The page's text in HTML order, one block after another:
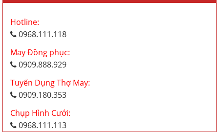
Hotline:
0968.111.118
May Đồng phục:
0909.888.929
Tuyển Dụng Thợ May:
0909.180.353
Chụp Hình Cưới:
0968.111.113